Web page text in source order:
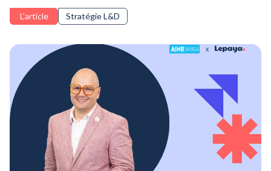
le parcours d'apprentissage le plus impactant sur lequel ils
ont travaillé.
L'article Stratégie L&D